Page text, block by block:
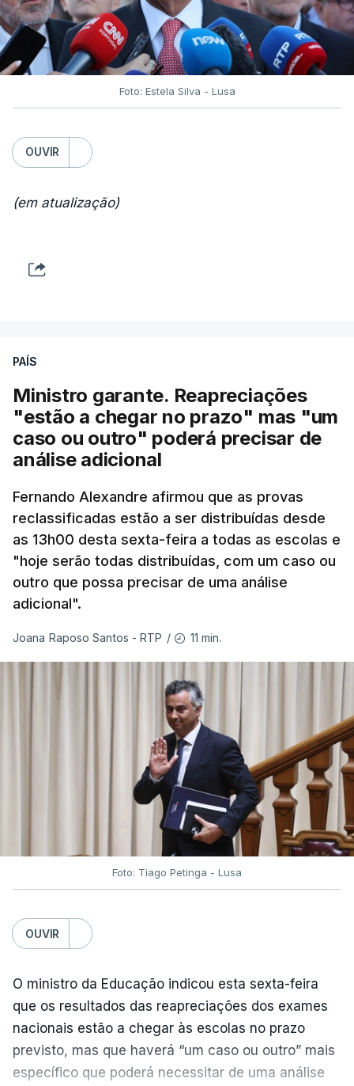
Foto: Estela Silva - Lusa
OUVIR
(em atualização)
PAÍS
Ministro garante. Reapreciações
"estão a chegar no prazo" mas "um
caso ou outro" poderá precisar de
análise adicional
Fernando Alexandre afirmou que as provas
reclassificadas estão a ser distribuídas desde
as 13h00 desta sexta-feira a todas as escolas e
"hoje serão todas distribuídas, com um caso ou
outro que possa precisar de uma análise
adicional".
Joana Raposo Santos - RTP / 11 min.
Foto: Tiago Petinga - Lusa
OUVIR
O ministro da Educação indicou esta sexta-feira
que os resultados das reapreciações dos exames
nacionais estão a chegar às escolas no prazo
previsto, mas que haverá “um caso ou outro” mais
específico que poderá necessitar de uma análise